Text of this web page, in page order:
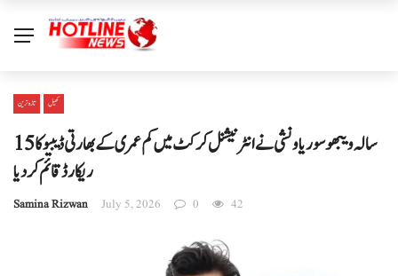
تازہ ترین کھیل
15سالہ ویبھو سوریاونشی نے انٹرنیشنل کرکٹ میں کم عمری کے بھارتی ڈیبیو کا
ریکارڈ قائم کردیا
Samina Rizwan July 5, 2026 0 42